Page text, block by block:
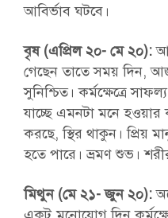
আবির্ভাব ঘটবে।
বৃষ (এপ্রিল ২০- মে ২০):
গেছেন তাতে সময় দিন,
সুনিশ্চিত। কর্মক্ষেত্রে
যাচ্ছে এমনটা মনে
করছে, স্থির থাকুন। প্রিয়
হতে পারে। ভ্রমণ শুভ।
মিথুন (মে ২১- জুন ২০):